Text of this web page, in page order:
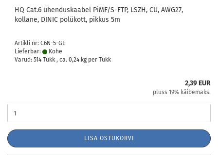
HQ Cat.6 ühenduskaabel PiMF/S-FTP, LSZH, CU, AWG27,
kollane, DINIC polükott, pikkus 5m
Artikli nr: C6N-5-GE
Lieferbar:
Kohe
Varud: 514 Tükk , ca. 0,24 kg per Tükk
2,39 EUR
pluss 19% käibemaks.
LISA OSTUKORVI